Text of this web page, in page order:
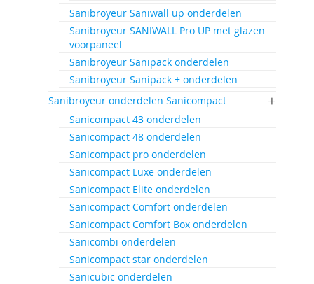
Sanibroyeur Saniwall up onderdelen
Sanibroyeur SANIWALL Pro UP met glazen
voorpaneel
Sanibroyeur Sanipack onderdelen
Sanibroyeur Sanipack + onderdelen
Sanibroyeur onderdelen Sanicompact
Sanicompact 43 onderdelen
Sanicompact 48 onderdelen
Sanicompact pro onderdelen
Sanicompact Luxe onderdelen
Sanicompact Elite onderdelen
Sanicompact Comfort onderdelen
Sanicompact Comfort Box onderdelen
Sanicombi onderdelen
Sanicompact star onderdelen
Sanicubic onderdelen